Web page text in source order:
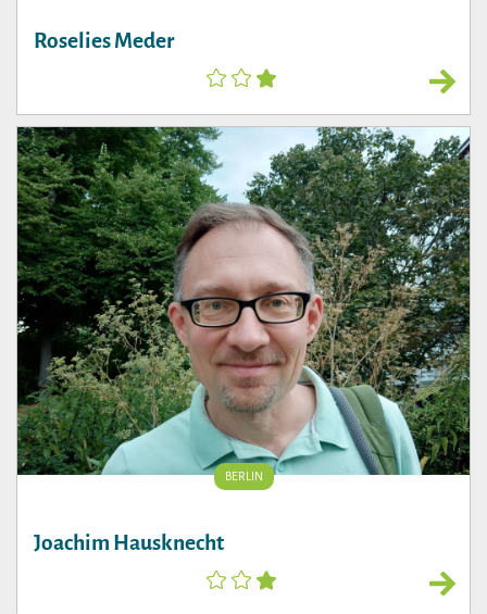
Roselies Meder
BERLIN
Joachim Hausknecht